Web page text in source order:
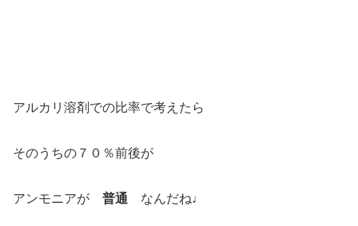
アルカリ溶剤での比率で考えたら
そのうちの７０％前後が
アンモニアが 普通 なんだね♩